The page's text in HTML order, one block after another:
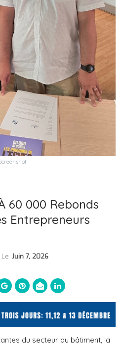
60 000 Rebonds
Entrepreneurs
Le Juin 7, 2026
du secteur du bâtiment, la